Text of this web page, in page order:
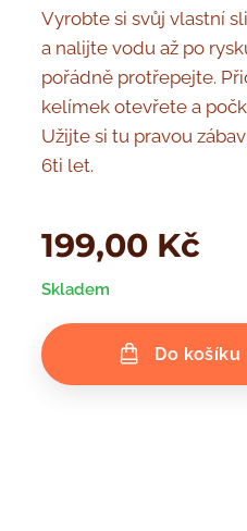
Vyrobte si svůj vlastní
a nalijte vodu až po
pořádně protřepejte.
kelímek otevřete a
Užijte si tu pravou
6ti let.
199,00 Kč
Skladem
Do košíku